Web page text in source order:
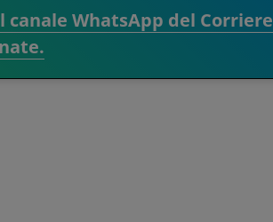
WhatsApp del Corriere